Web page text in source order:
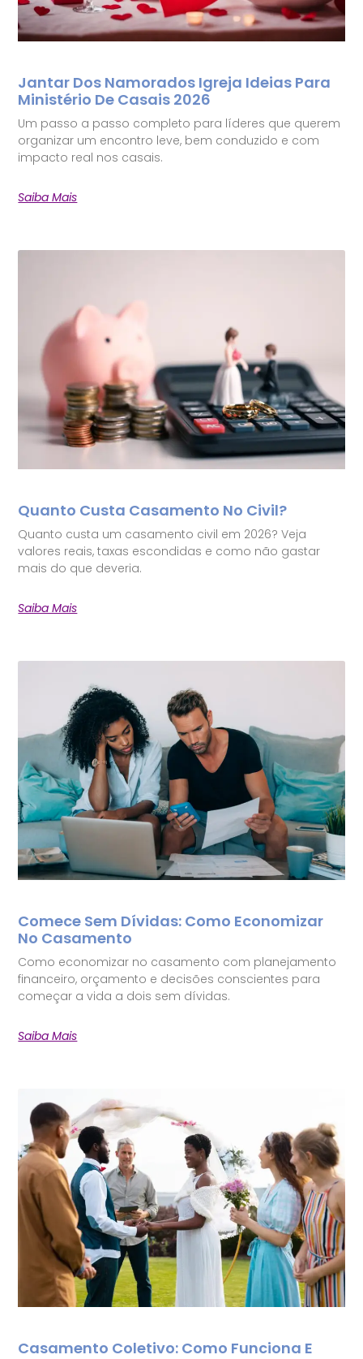
Jantar Dos Namorados Igreja Ideias Para
Ministério De Casais 2026
Um passo a passo completo para líderes que querem
organizar um encontro leve, bem conduzido e com
impacto real nos casais.
Saiba Mais
Quanto Custa Casamento No Civil?
Quanto custa um casamento civil em 2026? Veja
valores reais, taxas escondidas e como não gastar
mais do que deveria.
Saiba Mais
Comece Sem Dívidas: Como Economizar
No Casamento
Como economizar no casamento com planejamento
financeiro, orçamento e decisões conscientes para
começar a vida a dois sem dívidas.
Saiba Mais
Casamento Coletivo: Como Funciona E